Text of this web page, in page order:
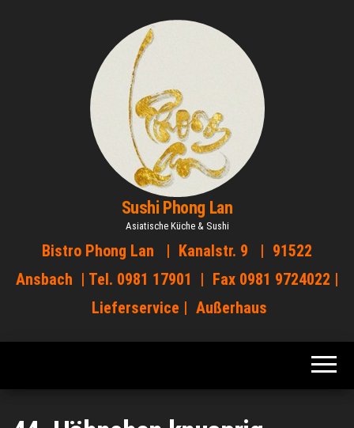
Sushi Phong Lan
Asiatische Küche & Sushi
Bistro Phong Lan | Kanalstr. 9 | 91522
Ansbach | Tel. 0981 17901 | Fax 0981 9724022 |
Lieferservice | Außerhaus